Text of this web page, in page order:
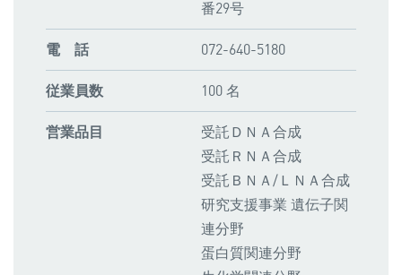
番29号
電 話 072-640-5180
従業員数 100 名
営業品目
受託ＤＮＡ合成
受託ＲＮＡ合成
受託ＢＮＡ/ＬＮＡ合成
研究支援事業 遺伝子関
連分野
蛋白質関連分野